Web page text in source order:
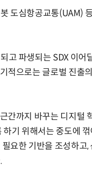
도심항공교통(UAM)
고 파생되는 SDX 이
적으로는 글로벌 진출
간까지 바꾸는 디지털
하기 위해서는 중도에
요한 기반을 조성하고